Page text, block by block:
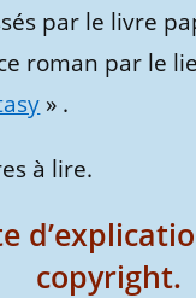
par le livre
roman par le
» .
à lire.
copyright.